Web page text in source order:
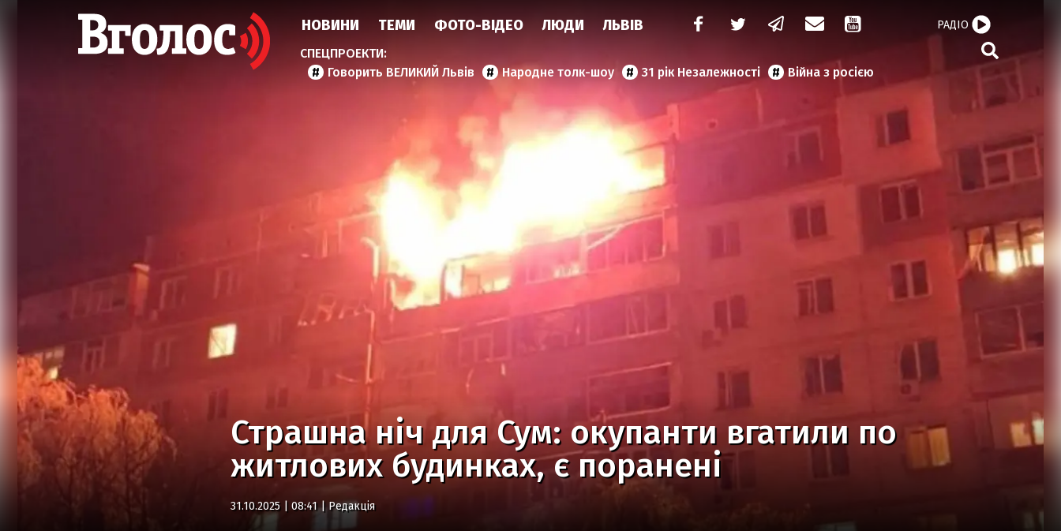
НОВИНИ ТЕМИ ФОТО-ВІДЕО ЛЮДИ ЛЬВІВ
Говорить ВЕЛИКИЙ Львів Народне толк-шоу 31 рік Незалежності Війна з росією
РАДІО
Страшна ніч для Сум: окупанти вгатили по
житлових будинках, є поранені
31.10.2025 | 08:41 |Редакція